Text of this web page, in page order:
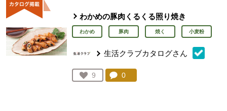
わかめの豚肉くるくる照り焼き
わかめ 豚肉 焼く 小麦粉
生活クラブカタログさん
お気に入り登録：
9
人が登録
コメント：
0